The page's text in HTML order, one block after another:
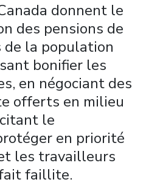
donnent le
des pensions de
de la population
bonifier les
en négociant des
offerts en milieu
le
en priorité
les travailleurs
faillite.